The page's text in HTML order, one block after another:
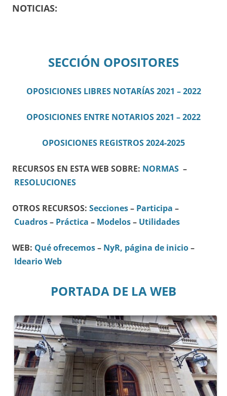
NOTICIAS:
SECCIÓN OPOSITORES
OPOSICIONES LIBRES NOTARÍAS 2021 – 2022
OPOSICIONES ENTRE NOTARIOS 2021 – 2022
OPOSICIONES REGISTROS 2024-2025
RECURSOS EN ESTA WEB SOBRE: NORMAS –
RESOLUCIONES
OTROS RECURSOS: Secciones– Participa –
Cuadros– Práctica – Modelos– Utilidades
WEB: Qué ofrecemos– NyR, página de inicio–
Ideario Web
PORTADA DE LA WEB